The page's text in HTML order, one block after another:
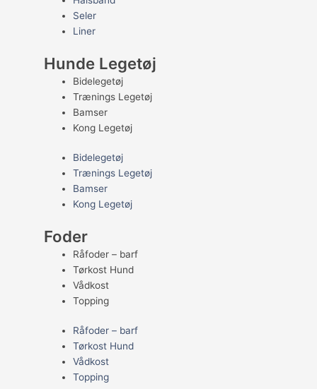
Seler
Liner
Hunde Legetøj
Bidelegetøj
Trænings Legetøj
Bamser
Kong Legetøj
Bidelegetøj
Trænings Legetøj
Bamser
Kong Legetøj
Foder
Råfoder – barf
Tørkost Hund
Vådkost
Topping
Råfoder – barf
Tørkost Hund
Vådkost
Topping